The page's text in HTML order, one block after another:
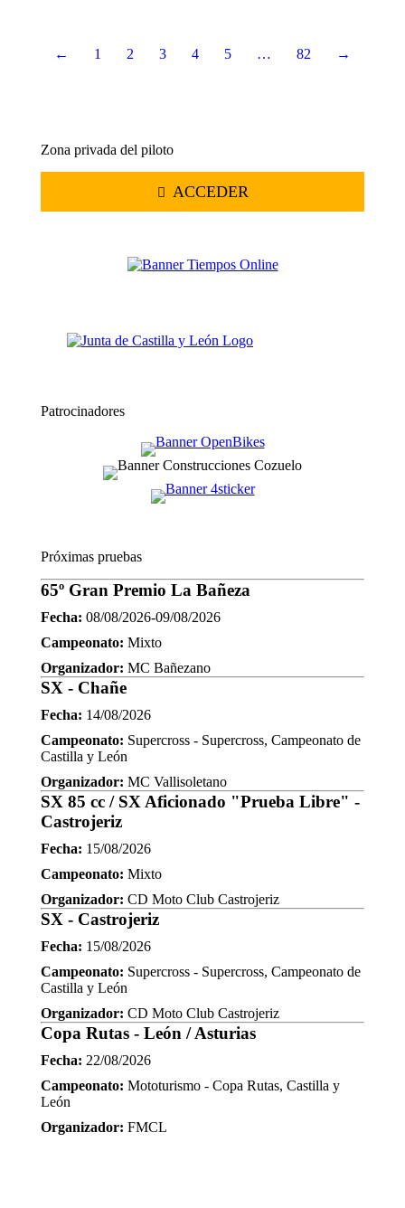
← 1 2 3 4 5 … 82 →
Zona privada del piloto
ACCEDER
Patrocinadores
Próximas pruebas
65º Gran Premio La Bañeza
Fecha: 08/08/2026-09/08/2026
Campeonato: Mixto
Organizador: MC Bañezano
SX - Chañe
Fecha: 14/08/2026
Campeonato: Supercross - Supercross, Campeonato de
Castilla y León
Organizador: MC Vallisoletano
SX 85 cc / SX Aficionado "Prueba Libre" -
Castrojeriz
Fecha: 15/08/2026
Campeonato: Mixto
Organizador: CD Moto Club Castrojeriz
SX - Castrojeriz
Fecha: 15/08/2026
Campeonato: Supercross - Supercross, Campeonato de
Castilla y León
Organizador: CD Moto Club Castrojeriz
Copa Rutas - León / Asturias
Fecha: 22/08/2026
Campeonato: Mototurismo - Copa Rutas, Castilla y
León
Organizador: FMCL